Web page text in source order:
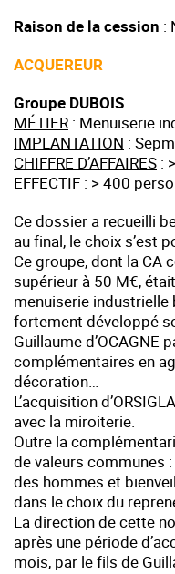
Raison de la cession :
ACQUEREUR
Groupe DUBOIS
MÉTIER : Menuiserie
IMPLANTATION :
CHIFFRE D’AFFAIRES :
EFFECTIF : > 400
Ce dossier a recueilli
au final, le choix s’est
Ce groupe, dont la CA
supérieur à 50 M€,
menuiserie industrielle
fortement développé
Guillaume d’OCAGNE
complémentaires en
décoration…
L’acquisition
avec la miroiterie.
Outre la
de valeurs communes
des hommes et
dans le choix du
La direction de cette
après une période
mois, par le fils de